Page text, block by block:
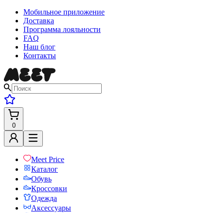
Мобильное приложение
Доставка
Программа лояльности
FAQ
Наш блог
Контакты
0
Meet Price
Каталог
Обувь
Кроссовки
Одежда
Аксессуары